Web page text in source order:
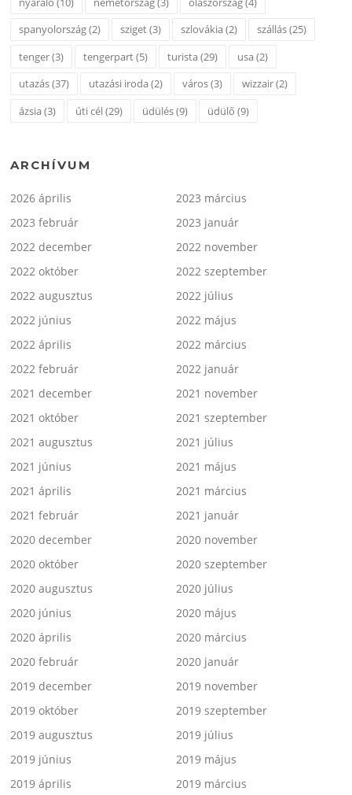
spanyolország(2) sziget(3) szlovákia(2) szállás(25)
tenger(3) tengerpart(5) turista(29) usa(2)
utazás(37) utazási iroda(2) város(3) wizzair(2)
ázsia(3) úti cél(29) üdülés(9) üdülő (9)
ARCHÍVUM
2026 április
2023 március
2023 február
2023 január
2022 december
2022 november
2022 október
2022 szeptember
2022 augusztus
2022 július
2022 június
2022 május
2022 április
2022 március
2022 február
2022 január
2021 december
2021 november
2021 október
2021 szeptember
2021 augusztus
2021 július
2021 június
2021 május
2021 április
2021 március
2021 február
2021 január
2020 december
2020 november
2020 október
2020 szeptember
2020 augusztus
2020 július
2020 június
2020 május
2020 április
2020 március
2020 február
2020 január
2019 december
2019 november
2019 október
2019 szeptember
2019 augusztus
2019 július
2019 június
2019 május
2019 április
2019 március